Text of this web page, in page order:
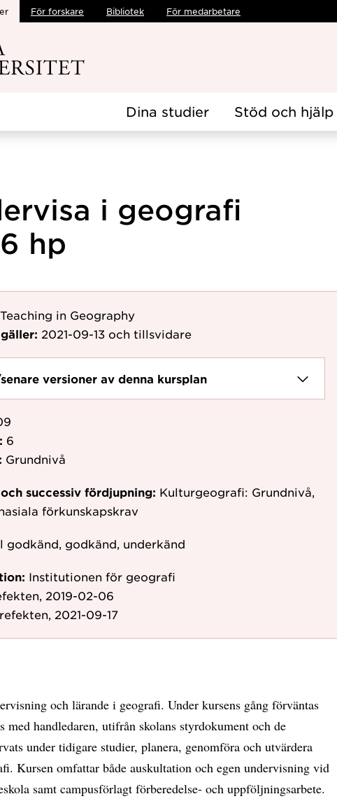
För forskare Bibliotek För medarbetare
Dina studier Stöd och hjälp
i geografi
hp
Teaching in Geography
2021-09-13 och tillsvidare
versioner av denna kursplan
6
Grundnivå
successiv fördjupning: Kulturgeografi: Grundnivå,
förkunskapskrav
godkänd, godkänd, underkänd
Institutionen för geografi
2019-02-06
2021-09-17
och lärande i geografi. Under kursens gång förväntas
med handledaren, utifrån skolans styrdokument och de
under tidigare studier, planera, genomföra och utvärdera
Kursen omfattar både auskultation och egen undervisning vid
samt campusförlagt förberedelse- och uppföljningsarbete.